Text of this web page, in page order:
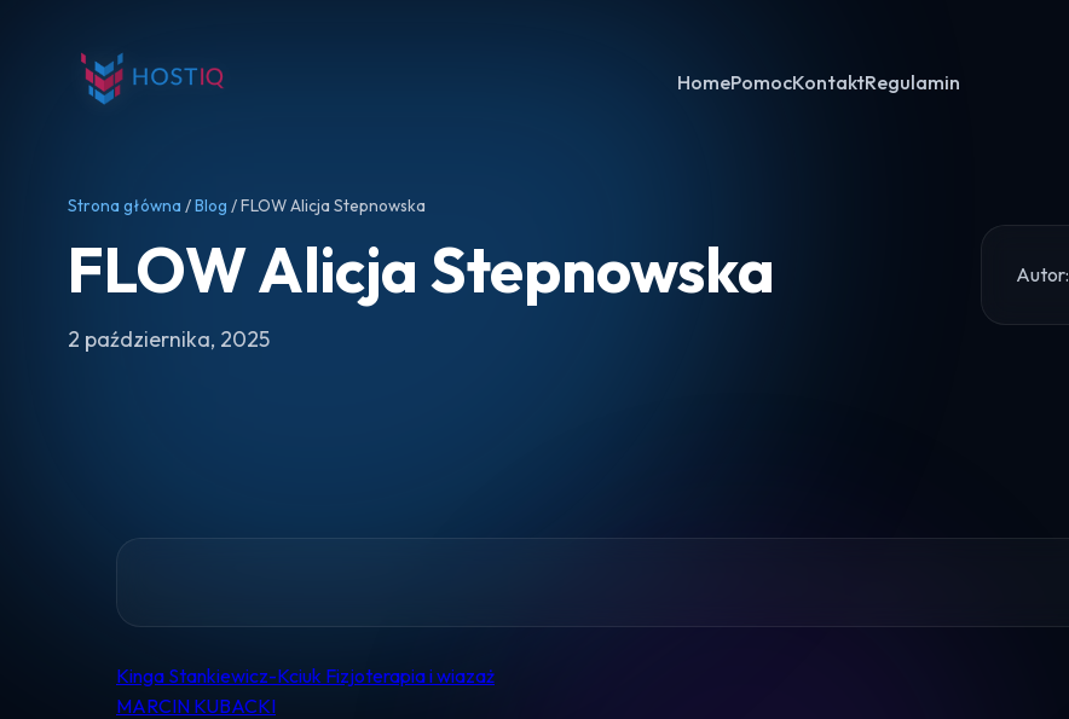
HomePomocKontaktRegulamin
Pomoc
Strona główna /Blog / FLOW Alicja Stepnowska
FLOW Alicja Stepnowska
2 października, 2025
Autor:
Nawigacja
Kinga Stankiewicz-Kciuk Fizjoterapia i wiazaż
MARCIN KUBACKI